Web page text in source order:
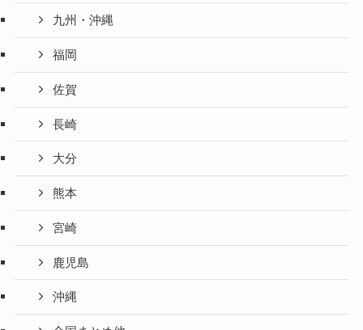
九州・沖縄
福岡
佐賀
長崎
大分
熊本
宮崎
鹿児島
沖縄